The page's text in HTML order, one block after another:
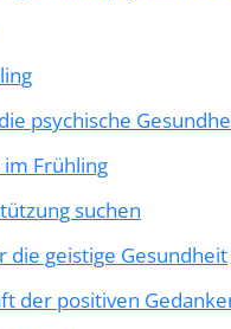
psychische
Frühling
suchen
die geistige Gesundheit
der positiven